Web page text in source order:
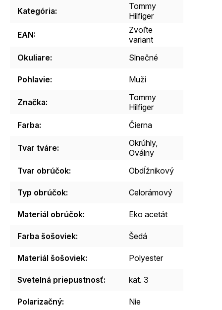
Kategória:
Tommy
Hilfiger
EAN:
Zvoľte
variant
Okuliare: Slnečné
Pohlavie: Muži
Značka:
Tommy
Hilfiger
Farba: Čierna
Tvar tváre:
Okrúhly,
Oválny
Tvar obrúčok: Obdĺžnikový
Typ obrúčok: Celorámový
Materiál obrúčok: Eko acetát
Farba šošoviek: Šedá
Materiál šošoviek: Polyester
Svetelná priepustnosť: kat. 3
Polarizačný: Nie